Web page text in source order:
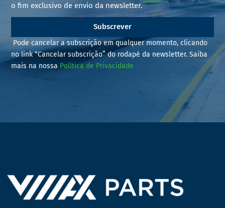
o fim exclusivo de envio da newsletter.
Subscrever
Pode cancelar a subscrição em qualquer momento, clicando
no link “Cancelar subscrição” do rodapé da newsletter. Saiba
mais na nossa Política de Privacidade